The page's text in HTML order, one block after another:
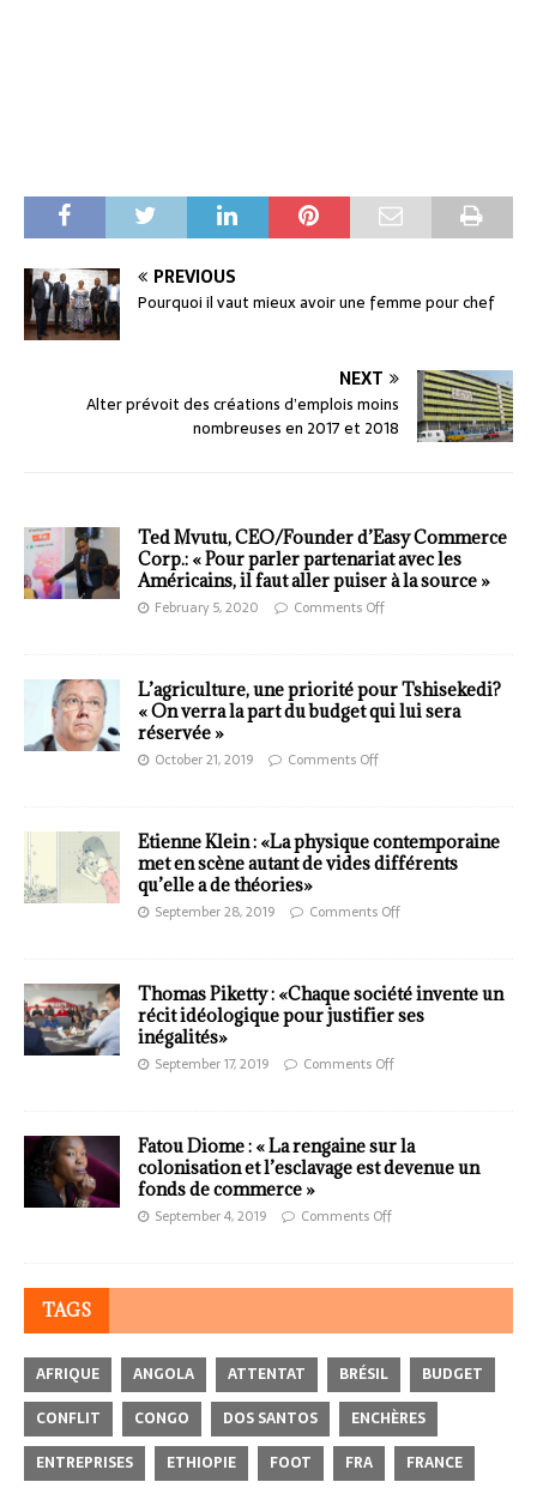
PREVIOUS
Pourquoi il vaut mieux avoir une femme pour chef
NEXT
Alter prévoit des créations d’emplois moins
nombreuses en 2017 et 2018
Ted Mvutu, CEO/Founder d’Easy Commerce
Corp.: « Pour parler partenariat avec les
Américains, il faut aller puiser à la source »
February 5, 2020 Comments Off
L’agriculture, une priorité pour Tshisekedi?
« On verra la part du budget qui lui sera
réservée »
October 21, 2019 Comments Off
Etienne Klein : «La physique contemporaine
met en scène autant de vides différents
qu’elle a de théories»
September 28, 2019 Comments Off
Thomas Piketty : «Chaque société invente un
récit idéologique pour justifier ses
inégalités»
September 17, 2019 Comments Off
Fatou Diome : « La rengaine sur la
colonisation et l’esclavage est devenue un
fonds de commerce »
September 4, 2019 Comments Off
TAGS
AFRIQUE ANGOLA ATTENTAT BRÉSIL
BUDGET
CONFLIT
CONGO DOS SANTOS
ENCHÈRES
ENTREPRISES
ETHIOPIE FOOT FRA FRANCE